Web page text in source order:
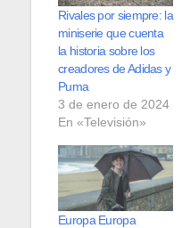
Rivales por siempre: la
miniserie que cuenta
la historia sobre los
creadores de Adidas y
Puma
3 de enero de 2024
En «Televisión»
Europa Europa